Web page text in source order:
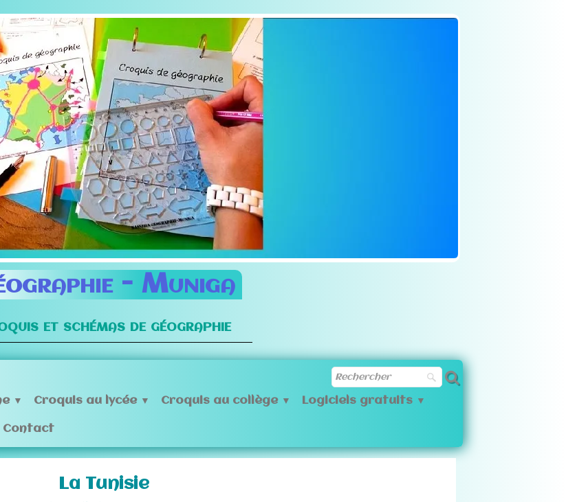
- Muniga
et schémas de géographie
▼ Croquis au lycée ▼ Croquis au collège ▼ Logiciels gratuits ▼
Contact
La Tunisie